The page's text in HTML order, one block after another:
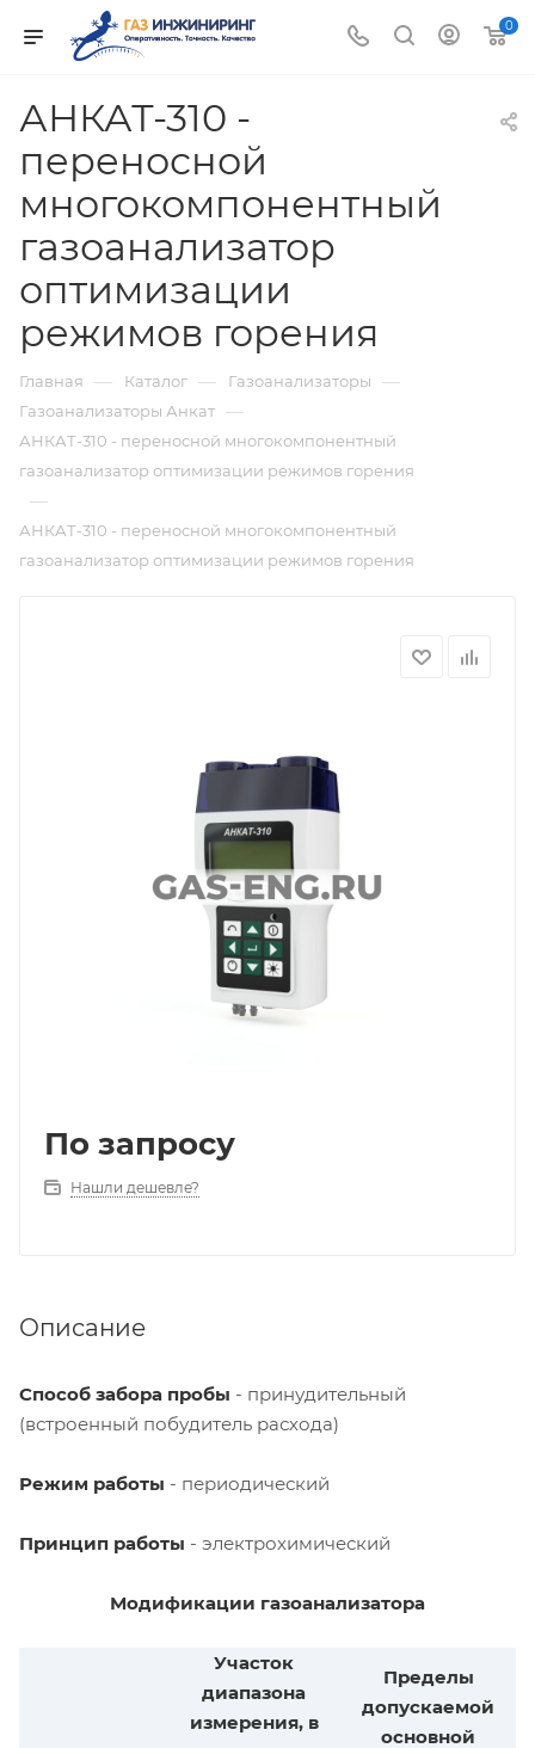
0
АНКАТ-310 -
переносной
многокомпонентный
газоанализатор
оптимизации
режимов горения
Главная — Каталог — Газоанализаторы —
Газоанализаторы Анкат —
АНКАТ-310 - переносной многокомпонентный
газоанализатор оптимизации режимов горения
—
АНКАТ-310 - переносной многокомпонентный
газоанализатор оптимизации режимов горения
По запросу
Нашли дешевле?
Описание
Способ забора пробы - принудительный
(встроенный побудитель расхода)
Режим работы - периодический
Принцип работы - электрохимический
Модификации газоанализатора
Участок
диапазона
измерения, в
Пределы
допускаемой
основной